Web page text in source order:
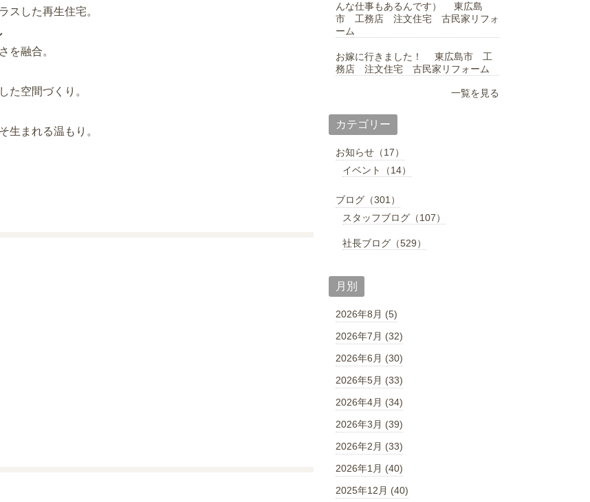
スした再生住宅。
を融合。
た空間づくり。
生まれる温もり。
んな仕事もあるんです） 東広島
市 工務店 注文住宅 古民家リフォ
ーム
お嫁に行きました！ 東広島市 工
務店 注文住宅 古民家リフォーム
一覧を見る
カテゴリー
お知らせ（17）
イベント（14）
ブログ（301）
スタッフブログ（107）
社長ブログ（529）
月別
2026年8月 (5)
2026年7月 (32)
2026年6月 (30)
2026年5月 (33)
2026年4月 (34)
2026年3月 (39)
2026年2月 (33)
2026年1月 (40)
2025年12月 (40)